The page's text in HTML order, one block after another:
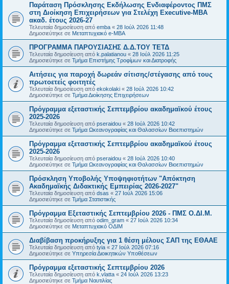
Παράταση Πρόσκλησης Εκδήλωσης Ενδιαφέροντος ΠΜΣ
στη Διοίκηση Επιχειρήσεων για Στελέχη Executive-MBΑ
ακαδ. έτους 2026-27
Τελευταία δημοσίευση από emba « 28 Ιούλ 2026 11:48
Δημοσιεύτηκε σε Μεταπτυχιακό e-MBA
ΠΡΟΓΡΑΜΜΑ ΠΑΡΟΥΣΙΑΣΗΣ Δ.Δ.ΤΟΥ ΤΕΤΔ
Τελευταία δημοσίευση από k.palatianou « 28 Ιούλ 2026 11:25
Δημοσιεύτηκε σε Τμήμα Επιστήμης Τροφίμων και Διατροφής
Αιτήσεις για παροχή δωρεάν σίτισης/στέγασης από τους
πρωτοετείς φοιτητές
Τελευταία δημοσίευση από ekokolaki « 28 Ιούλ 2026 10:42
Δημοσιεύτηκε σε Τμήμα Διοίκησης Επιχειρήσεων
Πρόγραμμα εξεταστικής Σεπτεμβρίου ακαδημαϊκού έτους
2025-2026
Τελευταία δημοσίευση από pseraidou « 28 Ιούλ 2026 10:42
Δημοσιεύτηκε σε Τμήμα Ωκεανογραφίας και Θαλασσίων Βιοεπιστημών
Πρόγραμμα εξεταστικής Σεπτεμβρίου ακαδημαϊκού έτους
2025-2026
Τελευταία δημοσίευση από pseraidou « 28 Ιούλ 2026 10:40
Δημοσιεύτηκε σε Τμήμα Ωκεανογραφίας και Θαλασσίων Βιοεπιστημών
Πρόσκληση Υποβολής Υποψηφιοτήτων "Απόκτηση
Ακαδημαϊκής Διδακτικής Εμπειρίας 2026-2027"
Τελευταία δημοσίευση από dsas « 27 Ιούλ 2026 15:06
Δημοσιεύτηκε σε Τμήμα Στατιστικής
Πρόγραμμα Εξεταστικής Σεπτεμβρίου 2026 - ΠΜΣ Ο.ΔΙ.Μ.
Τελευταία δημοσίευση από odim_gram « 27 Ιούλ 2026 10:34
Δημοσιεύτηκε σε Μεταπτυχιακό ΟΔΙΜ
Διαβίβαση προκήρυξης για 1 θέση μέλους ΣΑΠ της ΕΘΑΑΕ
Τελευταία δημοσίευση από tyia « 27 Ιούλ 2026 07:16
Δημοσιεύτηκε σε Υπηρεσία Διοικητικών Υποθέσεων
Πρόγραμμα εξεταστικής Σεπτεμβρίου 2026
Τελευταία δημοσίευση από k.vlatta « 24 Ιούλ 2026 13:23
Δημοσιεύτηκε σε Τμήμα Ναυτιλίας